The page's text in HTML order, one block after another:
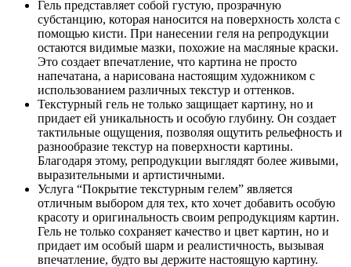
Гель представляет собой густую, прозрачную
субстанцию, которая наносится на поверхность холста с
помощью кисти. При нанесении геля на репродукции
остаются видимые мазки, похожие на масляные краски.
Это создает впечатление, что картина не просто
напечатана, а нарисована настоящим художником с
использованием различных текстур и оттенков.
Текстурный гель не только защищает картину, но и
придает ей уникальность и особую глубину. Он создает
тактильные ощущения, позволяя ощутить рельефность и
разнообразие текстур на поверхности картины.
Благодаря этому, репродукции выглядят более живыми,
выразительными и артистичными.
Услуга “Покрытие текстурным гелем” является
отличным выбором для тех, кто хочет добавить особую
красоту и оригинальность своим репродукциям картин.
Гель не только сохраняет качество и цвет картин, но и
придает им особый шарм и реалистичность, вызывая
впечатление, будто вы держите настоящую картину.